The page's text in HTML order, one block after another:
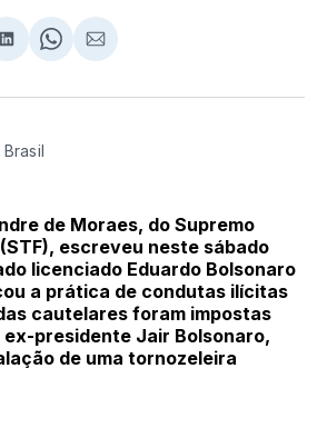
Compartilhar
LinkedIn
Share
WhatsApp
Compartilhar
Email
de Moraes, do Supremo
escreveu neste sábado
licenciado Eduardo Bolsonaro
a prática de condutas ilícitas
cautelares foram impostas
presidente Jair Bolsonaro,
de uma tornozeleira